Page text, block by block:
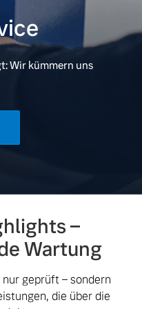
bei uns eine
von Original
und
Kompletträder.
Wir kümmern uns
–
Wartung
geprüft – sondern
die über die